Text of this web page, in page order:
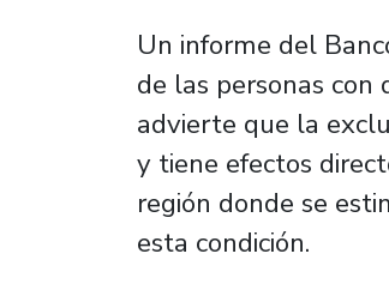
Un informe del
de las personas con
advierte que la
y tiene efectos
región donde se
esta condición.